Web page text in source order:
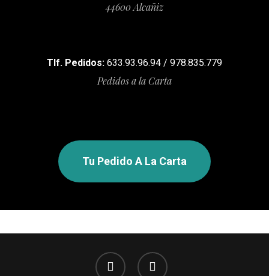
44600 Alcañiz
Tlf. Pedidos:633.93.96.94 / 978.835.779
Pedidos a la Carta
Tu Pedido A La Carta
facebook instagram